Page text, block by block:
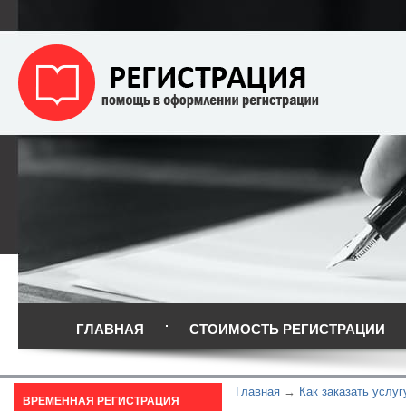
ГЛАВНАЯ СТОИМОСТЬ РЕГИСТРАЦИИ
Главная Как заказать
ВРЕМЕННАЯ РЕГИСТРАЦИЯ